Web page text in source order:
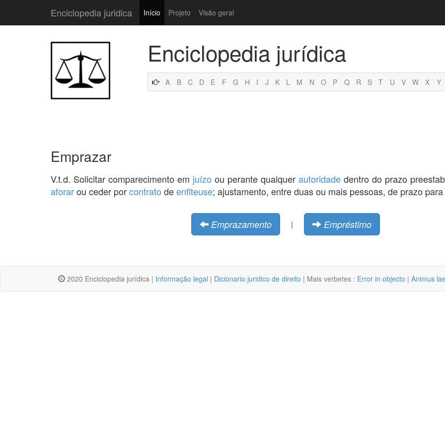
Enciclopedia juridica Início Projeto Visão geral
Enciclopedia jurídica
A B C D E F G H I J K L M N O P Q R S T U V W X Y
Emprazar
V.t.d. Solicitar comparecimento em juízo ou perante qualquer autoridade dentro do prazo
aforarou ceder porcontrato deenfiteuse; ajustamento, entre duas ou mais pessoas, de prazo
Emprazamento | Empréstimo
2020 Enciclopedia jurídica | Informação legal | Dicionario juridico de direito | Mais verbetes : Error in objecto | Animus